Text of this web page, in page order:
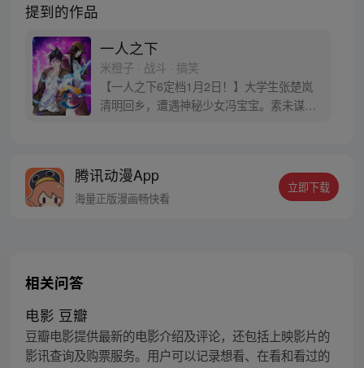
提到的作品
一人之下
米橙子 · 战斗 · 搞笑
【一人之下6定档1月2日！】大学生张楚岚
清明回乡，遭遇神秘少女冯宝宝。素未谋面
密，张楚岚的生活被彻底颠覆，与冯宝宝一
同踏上“异人”之旅。
腾讯动漫App
海量正版漫画畅快看
立即下载
相关问答
电影 豆瓣
豆瓣电影提供最新的电影介绍及评论，还包括上映影片的
影讯查询及购票服务。用户可以记录想看、在看和看过的